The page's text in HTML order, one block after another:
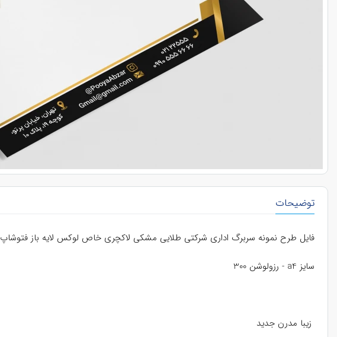
توضیحات
فایل طرح نمونه سربرگ اداری شرکتی طلایی مشکی لاکچری خاص لوکس لایه باز فتوشاپ psd
سایز a4 - رزولوشن 300
زیبا مدرن جدید